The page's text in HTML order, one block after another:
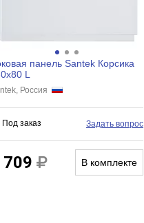
панель Santek Корсика
L
Россия
Под заказ Задать вопрос
709 В комплекте